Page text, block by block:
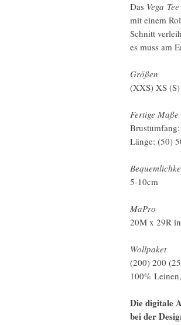
Das Vega
mit einem
Schnitt
es muss am
Größen
(XXS) XS
Fertige Maße
Länge: (50)
5-10cm
MaPro
20M x 29R
Wollpaket
(200) 200
100%
Die digitale
bei der